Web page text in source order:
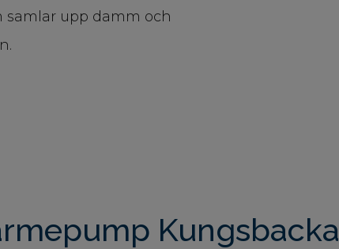
samlar upp damm och
Kungsbacka